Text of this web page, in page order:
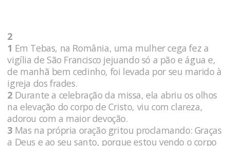
2
1 Em Tebas, na România, uma mulher cega fez a
vigília de São Francisco jejuando só a pão e água e,
de manhã bem cedinho, foi levada por seu marido à
igreja dos frades.
2 Durante a celebração da missa, ela abriu os olhos
na elevação do corpo de Cristo, viu com clareza,
adorou com a maior devoção.
3 Mas na própria oração gritou proclamando: Graças
a Deus e ao seu santo, porque estou vendo o corpo